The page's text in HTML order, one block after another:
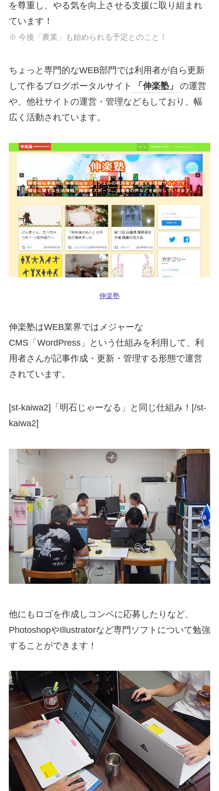
を尊重し、やる気を向上させる支援に取り組まれ
ています！
※ 今後「農業」も始められる予定とのこと！
ちょっと専門的なWEB部門では利用者が自ら更新
して作るブログポータルサイト
「伸楽塾」
の運営
や、他社サイトの運営・管理などもしており、幅
広く活動されています。
伸楽塾
伸楽塾はWEB業界ではメジャーな
CMS「WordPress」という仕組みを利用して、利
用者さんが記事作成・更新・管理する形態で運営
されています。
[st-kaiwa2]「明石じゃーなる」と同じ仕組み！[/st-
kaiwa2]
他にもロゴを作成しコンペに応募したりなど、
PhotoshopやIllustratorなど専門ソフトについて勉強
することができます！